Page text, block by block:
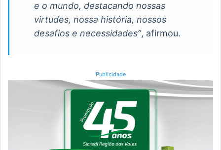
e o mundo, destacando nossas
virtudes, nossa história, nossos
desafios e necessidades”, afirmou.
Publicidade